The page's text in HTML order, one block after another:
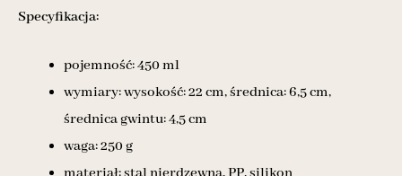
Specyfikacja:
pojemność: 450 ml
wymiary: wysokość: 22 cm, średnica: 6,5 cm,
średnica gwintu: 4,5 cm
waga: 250 g